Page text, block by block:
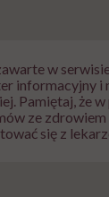
w
informacyjny i
Pamiętaj, że
ze
się z